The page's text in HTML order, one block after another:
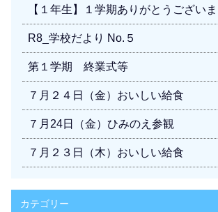
【１年生】１学期ありがとうござい
R8_学校だより No.５
第１学期 終業式等
７月２４日（金）おいしい給食
７月24日（金）ひみのえ参観
７月２３日（木）おいしい給食
カテゴリー